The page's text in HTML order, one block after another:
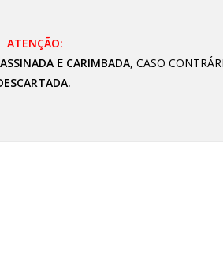
ATENÇÃO:
ASSINADA E CARIMBADA, CASO